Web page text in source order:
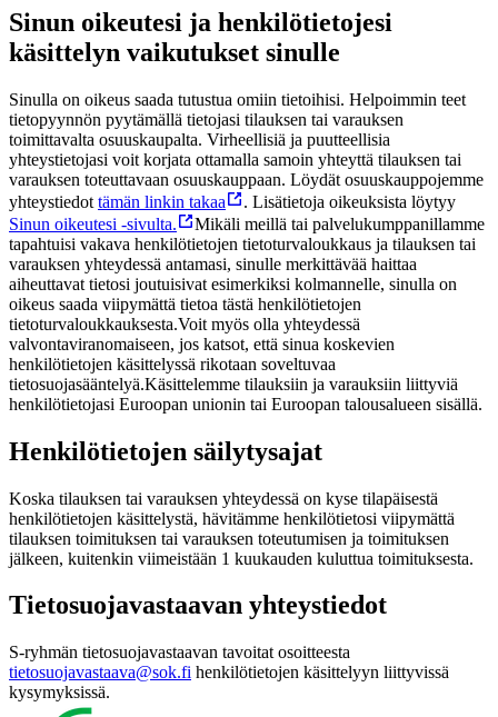
Sinun oikeutesi ja henkilötietojesi
käsittelyn vaikutukset sinulle
Sinulla on oikeus saada tutustua omiin tietoihisi. Helpoimmin teet
tietopyynnön pyytämällä tietojasi tilauksen tai varauksen
toimittavalta osuuskaupalta. Virheellisiä ja puutteellisia
yhteystietojasi voit korjata ottamalla samoin yhteyttä tilauksen tai
varauksen toteuttavaan osuuskauppaan. Löydät osuuskauppojemme
yhteystiedot tämän linkin takaa
. Lisätietoja oikeuksista löytyy
Sinun oikeutesi -sivulta.
Mikäli meillä tai palvelukumppanillamme
tapahtuisi vakava henkilötietojen tietoturvaloukkaus ja tilauksen tai
varauksen yhteydessä antamasi, sinulle merkittävää haittaa
aiheuttavat tietosi joutuisivat esimerkiksi kolmannelle, sinulla on
oikeus saada viipymättä tietoa tästä henkilötietojen
tietoturvaloukkauksesta.Voit myös olla yhteydessä
valvontaviranomaiseen, jos katsot, että sinua koskevien
henkilötietojen käsittelyssä rikotaan soveltuvaa
tietosuojasääntelyä.Käsittelemme tilauksiin ja varauksiin liittyviä
henkilötietojasi Euroopan unionin tai Euroopan talousalueen sisällä.
Henkilötietojen säilytysajat
Koska tilauksen tai varauksen yhteydessä on kyse tilapäisestä
henkilötietojen käsittelystä, hävitämme henkilötietosi viipymättä
tilauksen toimituksen tai varauksen toteutumisen ja toimituksen
jälkeen, kuitenkin viimeistään 1 kuukauden kuluttua toimituksesta.
Tietosuojavastaavan yhteystiedot
S-ryhmän tietosuojavastaavan tavoitat osoitteesta
tietosuojavastaava@sok.fi henkilötietojen käsittelyyn liittyvissä
kysymyksissä.